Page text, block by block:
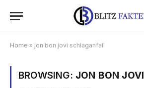
Home » jon bon jovi schlaganfall
BROWSING: JON BON JOVI